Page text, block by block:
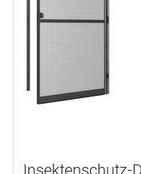
Insektenschutz-